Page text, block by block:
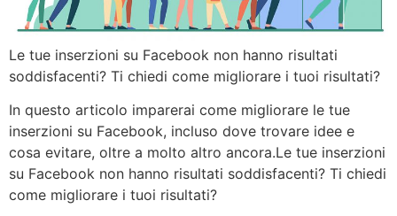
Le tue inserzioni su Facebook non hanno risultati
soddisfacenti? Ti chiedi come migliorare i tuoi risultati?
In questo articolo imparerai come migliorare le tue
inserzioni su Facebook, incluso dove trovare idee e
cosa evitare, oltre a molto altro ancora.Le tue inserzioni
su Facebook non hanno risultati soddisfacenti? Ti chiedi
come migliorare i tuoi risultati?